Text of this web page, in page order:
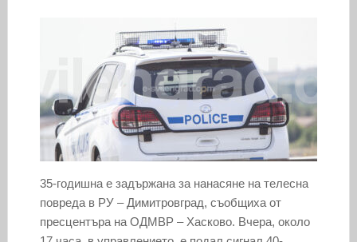
35-годишна е задържана за нанасяне на телесна
повреда в РУ – Димитровград, съобщиха от
пресцентъра на ОДМВР – Хасково. Вчера, около